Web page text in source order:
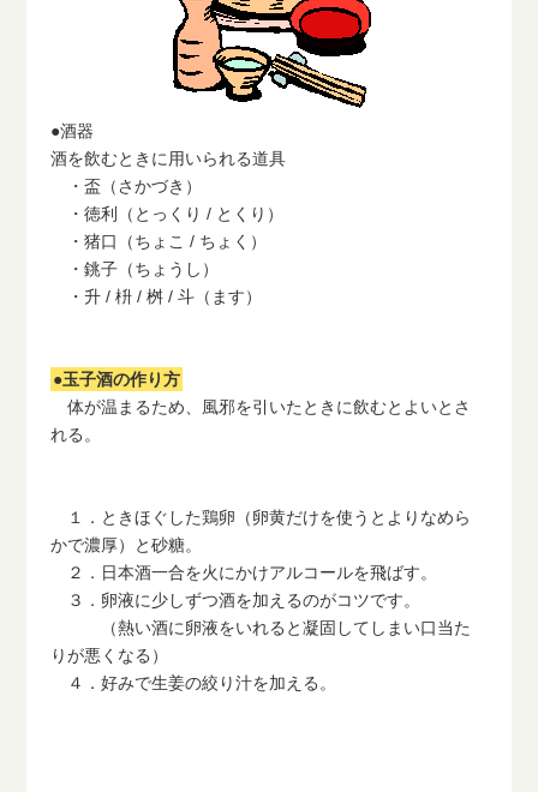
●酒器
酒を飲むときに用いられる道具
・盃（さかづき）
・徳利（とっくり / とくり）
・猪口（ちょこ / ちょく）
・銚子（ちょうし）
・升 / 枡 / 桝 / 斗（ます）
●玉子酒の作り方
体が温まるため、風邪を引いたときに飲むとよいとさ
れる。
１．ときほぐした鶏卵（卵黄だけを使うとよりなめら
かで濃厚）と砂糖。
２．日本酒一合を火にかけアルコールを飛ばす。
３．卵液に少しずつ酒を加えるのがコツです。
（熱い酒に卵液をいれると凝固してしまい口当た
りが悪くなる）
４．好みで生姜の絞り汁を加える。